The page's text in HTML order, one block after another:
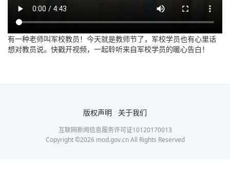
有一种老师叫军校教员！今天就是教师节了，军校学员也有心里话
想对教员说。快戳开视频，一起聆听来自军校学员的暖心告白！
版权声明 关于我们
互联网新闻信息服务许可证10120170013
Copyright ©2026mod.gov.cn All Rights Reserved